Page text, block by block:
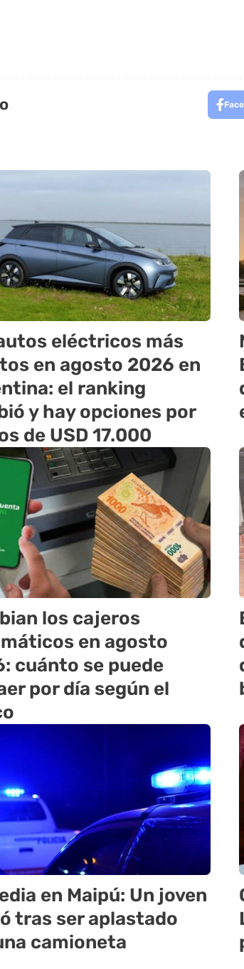
eléctricos más
en agosto 2026 en
el ranking
y hay opciones por
de USD 17.000
los cajeros
en agosto
cuánto se puede
por día según el
en Maipú: Un joven
tras ser aplastado
camioneta